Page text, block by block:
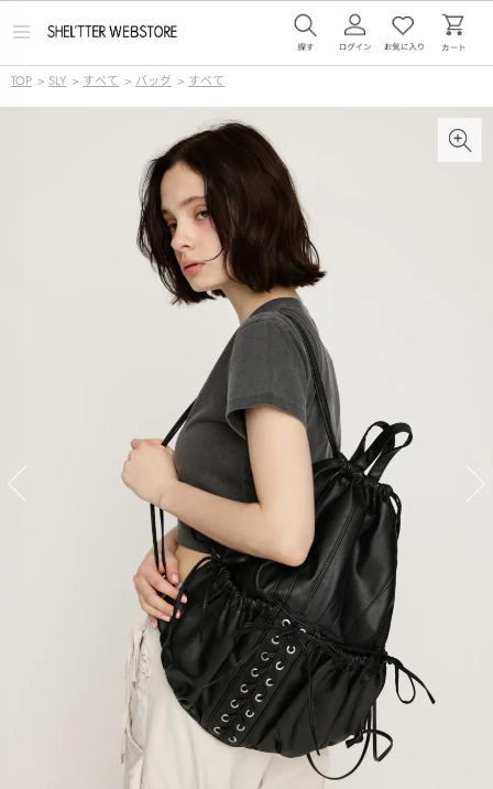
メ
ー
を
TOP > SLY > すべて > バッグ > すべて